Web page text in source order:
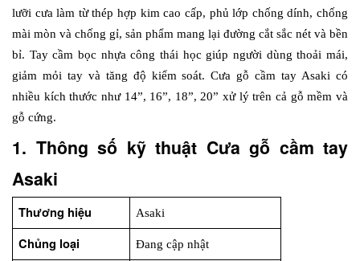
lưỡi cưa làm từ thép hợp kim cao cấp, phủ lớp chống dính, chống
mài mòn và chống gỉ, sản phẩm mang lại đường cắt sắc nét và bền
bỉ. Tay cầm bọc nhựa công thái học giúp người dùng thoải mái,
giảm mỏi tay và tăng độ kiểm soát. Cưa gỗ cầm tay Asaki có
nhiều kích thước như 14”, 16”, 18”, 20” xử lý trên cả gỗ mềm và
gỗ cứng.
1. Thông số kỹ thuật Cưa gỗ cầm tay
Asaki
Thương hiệu Asaki
Chủng loại Đang cập nhật